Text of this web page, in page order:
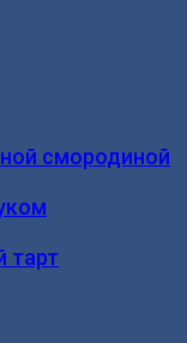
смородиной
тарт